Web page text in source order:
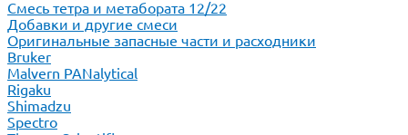
Смесь тетра и метабората 12/22
Добавки и другие смеси
Оригинальные запасные части и расходники
Bruker
Malvern PANalytical
Rigaku
Shimadzu
Spectro